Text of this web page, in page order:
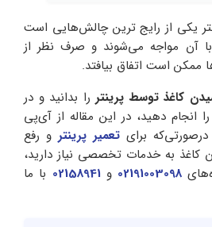
یکی از رایج ترین چالش‌هایی است
با آن مواجه می‌شوند و صرف نظر از
ممکن است اتفاق بیافتد.
کاغذ توسط پرینتر را بدانید و در
انجام دهید، در این مقاله‌ از آی‌پی
برای تعمیر پرینتر و رفع
کاغذ به خدمات تخصصی نیاز دارید،
02191003098 و 02158941 با ما